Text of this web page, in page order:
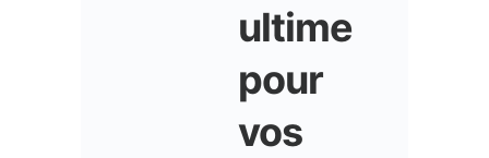
ultime
pour
vos